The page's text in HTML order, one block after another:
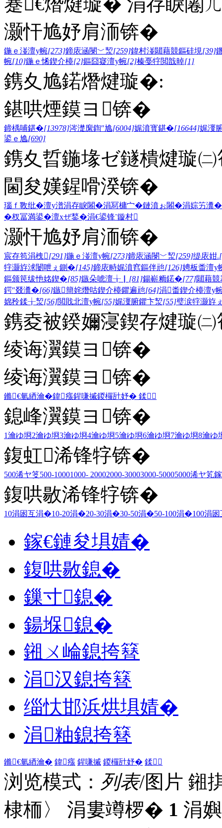
灏忓尯妤肩洏锛�
鍦ｅ湴澶у帵[273]鍗庡涵閿﹀洯[259]鍏村湴閮藉競鏂硅垷[39]
帵[10]鍦ｅ悕鍥介檯[2]鏂囧寲澶у帵[2]榛戞牸閲戠晫[1]
鎸夊尯鍩熸煡璇�:
鍖哄煙鏌ヨ锛�
鍗楀哺鍖�[13978]涔濋緳鍧″尯[6004]娓濆寳鍖�[16644]娓濅
鍙ｅ尯[690]
鎸夊晢鍦堟ゼ鐩樻煡璇
閫夋嫨鍟嗗湀锛�
瑙ｆ斁纰�澶у潽涓存睙闂�涓冩槦宀�鏈濆ぉ闂�涓婃竻瀵�
�杈冨満鍙�澶хぜ鍫�涓€鍙锋ˉ鏇村
灏忓尯妤肩洏锛�
宸存笣涓栧[291]鍦ｅ湴澶у帵[273]鍗庡涵閿﹀洯[259]缇庡姏.
牸灏斿浗闄呭ぇ鍘�[145]鍗庡畤娓濆窞鏂伴兘[126]娉板畨澶у
鏂颁笢绂忚姳鍥�[85]鏃朵唬澶╁▏ [81]鍚嶄粫鍩�[77]閮藉
鍔″叕瀵�[66]鏃簡姹熸咕鍥介檯鑺遍兘[64]涓畨鍥介檯澶у
婂矝鍒╁洯[56]閲戝北澶у帵[55]娓濅腑鑺卞洯[55]璧涙牸灏斿
鎸夌被鍨嬭寖鍥存煡璇
绫诲瀷鏌ヨ锛�
绫诲瀷鏌ヨ锛�
鏅€氫綇瀹�鍏瘬鍟嗛摵鍐欏瓧妤� 鍒
鎴峰瀷鏌ヨ锛�
1瀹ゆ埛2瀹ゆ埛3瀹ゆ埛4瀹ゆ埛5瀹ゆ埛6瀹ゆ埛7瀹ゆ埛8瀹ゆ
鍑虹浠锋牸锛�
500浠ヤ笅500-10001000- 20002000-30003000-50005000浠ヤ笂
鍑哄敭浠锋牸锛�
10涓囦互涓�10-20涓�20-30涓�30-50涓�50-100涓�100涓
鎵€鏈夋埧婧�
鍑哄敭鎴�
鏁寸鎴�
鍚堢鎴�
鎺ㄨ崘鎴挎簮
涓汉鎴挎簮
缁忕邯浜烘埧婧�
涓粙鎴挎簮
鏅€氫綇瀹� 鍏瘬 鍟嗛摵 鍐欏瓧妤� 鍒
浏览模式： 列表/图片 鎺
棣栭〉 涓婁竴椤� 1 涓